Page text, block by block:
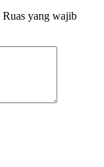
Ruas yang wajib